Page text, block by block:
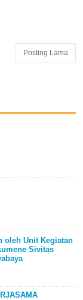
Posting Lama
oleh Unit Kegiatan
Sivitas